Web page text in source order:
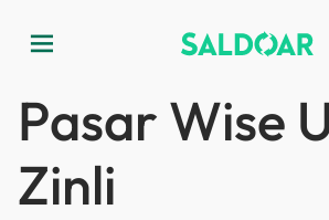
menu
Pasar Wise
Zinli